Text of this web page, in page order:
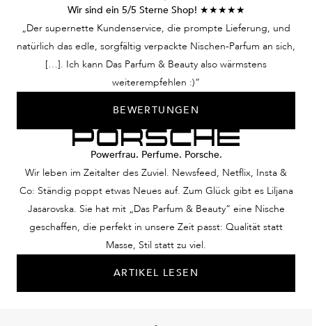
Traumvorstellung –
unsere Nischendüfte für
Damen lassen Sie diese
Ihrem Herrenduft,
dieser Mann zu sein.
Wir sind ein 5/5 Sterne Shop! ★★★★★
„Der supernette Kundenservice, die prompte Lieferung, und
natürlich das edle, sorgfältig verpackte Nischen-Parfum an sich,
[…]. Ich kann Das Parfum & Beauty also wärmstens
weiterempfehlen :)“
BEWERTUNGEN
Powerfrau. Perfume. Porsche.
Wir leben im Zeitalter des Zuviel. Newsfeed, Netflix, Insta &
Co: Ständig poppt etwas Neues auf. Zum Glück gibt es Liljana
Jasarovska. Sie hat mit „Das Parfum & Beauty“ eine Nische
geschaffen, die perfekt in unsere Zeit passt: Qualität statt
Masse, Stil statt zu viel.
ARTIKEL LESEN